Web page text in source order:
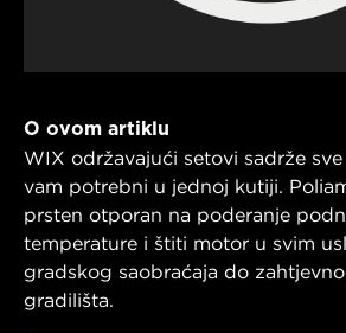
O ovom artiklu
WIX održavajući setovi sadrže
vam potrebni u jednoj kutiji.
prsten otporan na poderanje
temperature i štiti motor u svim
gradskog saobraćaja do
gradilišta.